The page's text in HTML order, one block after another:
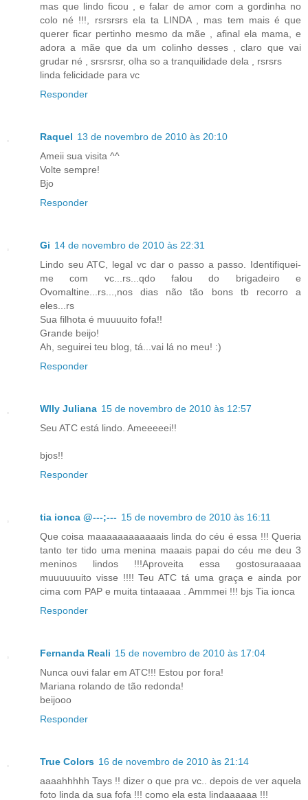
mas que lindo ficou , e falar de amor com a gordinha no
colo né !!!, rsrsrsrs ela ta LINDA , mas tem mais é que
querer ficar pertinho mesmo da mãe , afinal ela mama, e
adora a mãe que da um colinho desses , claro que vai
grudar né , srsrsrsr, olha so a tranquilidade dela , rsrsrs
linda felicidade para vc
Responder
Raquel 13 de novembro de 2010 às 20:10
Ameii sua visita ^^
Volte sempre!
Bjo
Responder
Gi 14 de novembro de 2010 às 22:31
Lindo seu ATC, legal vc dar o passo a passo. Identifiquei-
me com vc...rs...qdo falou do brigadeiro e
Ovomaltine...rs...,nos dias não tão bons tb recorro a
eles...rs
Sua filhota é muuuuito fofa!!
Grande beijo!
Ah, seguirei teu blog, tá...vai lá no meu! :)
Responder
Wlly Juliana 15 de novembro de 2010 às 12:57
Seu ATC está lindo. Ameeeeei!!
bjos!!
Responder
tia ionca @---;--- 15 de novembro de 2010 às 16:11
Que coisa maaaaaaaaaaaais linda do céu é essa !!! Queria
tanto ter tido uma menina maaais papai do céu me deu 3
meninos lindos !!!Aproveita essa gostosuraaaaa
muuuuuuito visse !!!! Teu ATC tá uma graça e ainda por
cima com PAP e muita tintaaaaa . Ammmei !!! bjs Tia ionca
Responder
Fernanda Reali 15 de novembro de 2010 às 17:04
Nunca ouvi falar em ATC!!! Estou por fora!
Mariana rolando de tão redonda!
beijooo
Responder
True Colors 16 de novembro de 2010 às 21:14
aaaahhhhh Tays !! dizer o que pra vc.. depois de ver aquela
foto linda da sua fofa !!! como ela esta lindaaaaaa !!!